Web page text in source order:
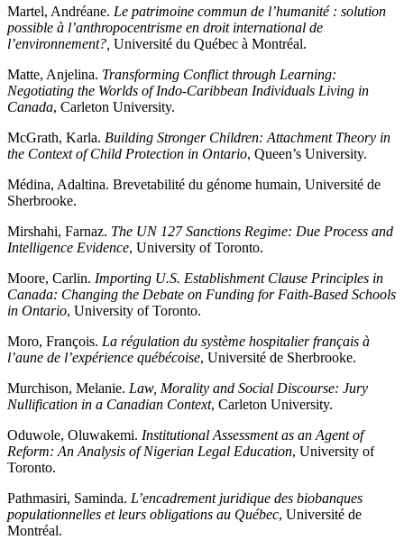
Martel, Andréane. Le patrimoine commun de l’humanité : solution
possible à l’anthropocentrisme en droit international de
l’environnement?, Université du Québec à Montréal.
Matte, Anjelina. Transforming Conflict through Learning:
Negotiating the Worlds of Indo-Caribbean Individuals Living in
Canada, Carleton University.
McGrath, Karla. Building Stronger Children: Attachment Theory in
the Context of Child Protection in Ontario, Queen’s University.
Médina, Adaltina. Brevetabilité du génome humain, Université de
Sherbrooke.
Mirshahi, Farnaz. The UN 127 Sanctions Regime: Due Process and
Intelligence Evidence, University of Toronto.
Moore, Carlin. Importing U.S. Establishment Clause Principles in
Canada: Changing the Debate on Funding for Faith-Based Schools
in Ontario, University of Toronto.
Moro, François. La régulation du système hospitalier français à
l’aune de l’expérience québécoise, Université de Sherbrooke.
Murchison, Melanie. Law, Morality and Social Discourse: Jury
Nullification in a Canadian Context, Carleton University.
Oduwole, Oluwakemi. Institutional Assessment as an Agent of
Reform: An Analysis of Nigerian Legal Education, University of
Toronto.
Pathmasiri, Saminda. L’encadrement juridique des biobanques
populationnelles et leurs obligations au Québec, Université de
Montréal.